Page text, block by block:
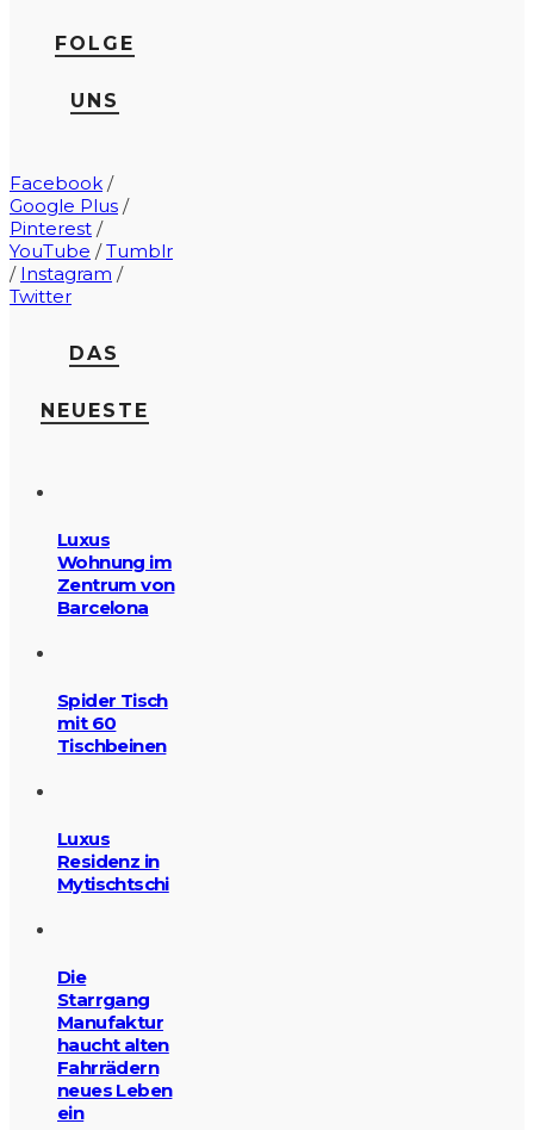
FOLGE
UNS
Facebook /
Google Plus /
Pinterest /
YouTube /Tumblr
/ Instagram /
Twitter
DAS
NEUESTE
Luxus
Wohnung im
Zentrum von
Barcelona
Spider Tisch
mit 60
Tischbeinen
Luxus
Residenz in
Mytischtschi
Die
Starrgang
Manufaktur
haucht alten
Fahrrädern
neues Leben
ein